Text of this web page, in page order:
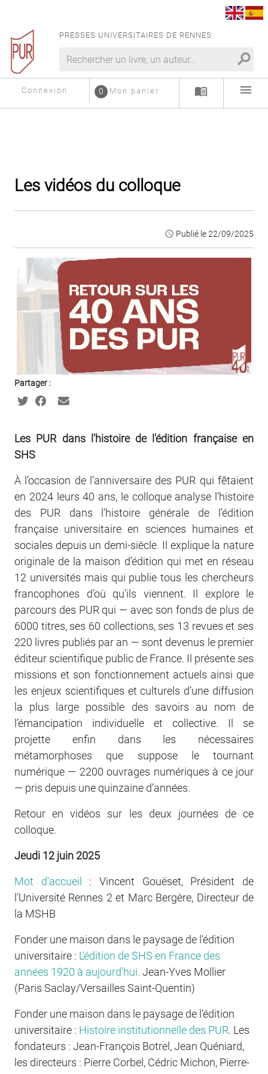
PRESSES UNIVERSITAIRES DE RENNES
search
Connexion Mon panier
0 menu_book menu
Les vidéos du colloque
access_time Publié le 22/09/2025
Partager :
Les PUR dans l'histoire de l'édition française en
SHS
À l’occasion de l’anniversaire des PUR qui fêtaient
en 2024 leurs 40 ans, le colloque analyse l’histoire
des PUR dans l’histoire générale de l’édition
française universitaire en sciences humaines et
sociales depuis un demi-siècle. Il explique la nature
originale de la maison d’édition qui met en réseau
12 universités mais qui publie tous les chercheurs
francophones d’où qu’ils viennent. Il explore le
parcours des PUR qui — avec son fonds de plus de
6000 titres, ses 60 collections, ses 13 revues et ses
220 livres publiés par an — sont devenus le premier
éditeur scientifique public de France. Il présente ses
missions et son fonctionnement actuels ainsi que
les enjeux scientifiques et culturels d’une diffusion
la plus large possible des savoirs au nom de
l’émancipation individuelle et collective. Il se
projette enfin dans les nécessaires
métamorphoses que suppose le tournant
numérique — 2200 ouvrages numériques à ce jour
— pris depuis une quinzaine d’années.
Retour en vidéos sur les deux journées de ce
colloque.
Jeudi 12 juin 2025
Mot d'accueil
: Vincent Gouëset, Président de
l’Université Rennes 2 et Marc Bergère, Directeur de
la MSHB
Fonder une maison dans le paysage de l'édition
universitaire : L'édition de SHS en France des
années 1920 à aujourd'hui. Jean-Yves Mollier
(Paris Saclay/Versailles Saint-Quentin)
Fonder une maison dans le paysage de l'édition
universitaire : Histoire institutionnelle des PUR. Les
fondateurs : Jean-François Botrel, Jean Quéniard,
les directeurs : Pierre Corbel, Cédric Michon, Pierre-